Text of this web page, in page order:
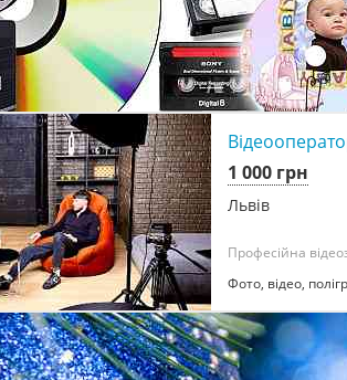
1 000 грн
Львів
Професійна
Фото, відео,